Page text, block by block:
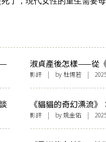
淑貞產後怎樣——從
影評 | by 杜惕若 |
《貓貓的奇幻漂流
影評 | by 姚金佑 |